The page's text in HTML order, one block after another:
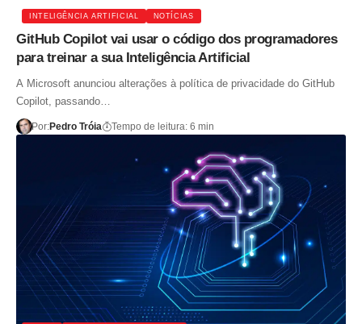
INTELIGÊNCIA ARTIFICIAL NOTÍCIAS
GitHub Copilot vai usar o código dos programadores
para treinar a sua Inteligência Artificial
A Microsoft anunciou alterações à política de privacidade do GitHub
Copilot, passando…
Por:Pedro Tróia Tempo de leitura: 6 min